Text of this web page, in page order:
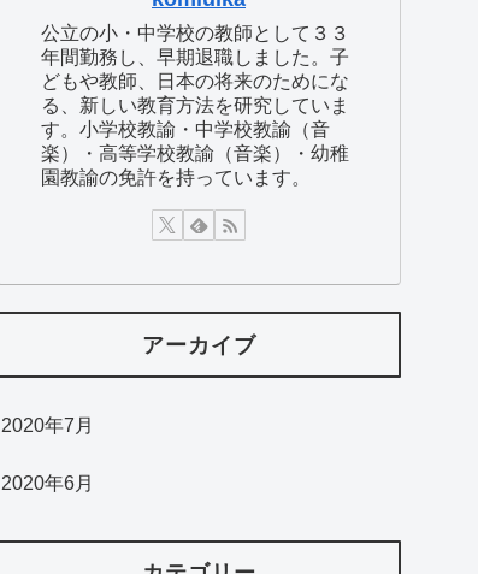
公立の小・中学校の教師として３３
年間勤務し、早期退職しました。子
どもや教師、日本の将来のためにな
る、新しい教育方法を研究していま
す。小学校教諭・中学校教諭（音
楽）・高等学校教諭（音楽）・幼稚
園教諭の免許を持っています。
アーカイブ
2020年7月
2020年6月